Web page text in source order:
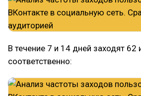
В течение 7 и 14 дней заходят 62
соответственно: